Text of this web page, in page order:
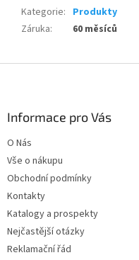
Kategorie: Produkty
Záruka: 60 měsíců
Informace pro Vás
O Nás
Vše o nákupu
Obchodní podmínky
Kontakty
Katalogy a prospekty
Nejčastější otázky
Reklamační řád